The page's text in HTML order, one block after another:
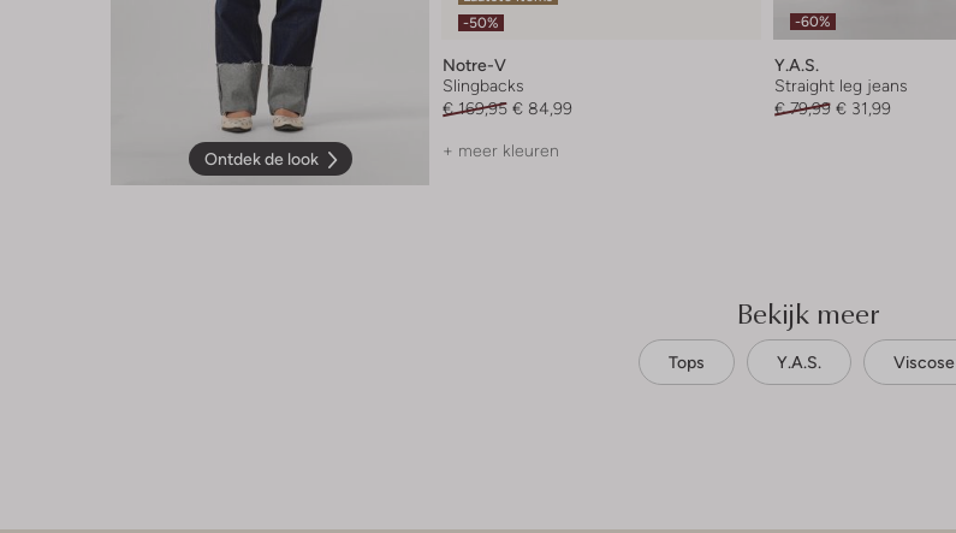
Ontdek de look
-50%
Notre-V
Slingbacks
€ 169,95 € 84,99
+ meer kleuren
-60%
Y.a.s.
Straight leg jeans
€ 79,99 € 31,99
Bekijk meer
Tops Y.a.s. Viscose